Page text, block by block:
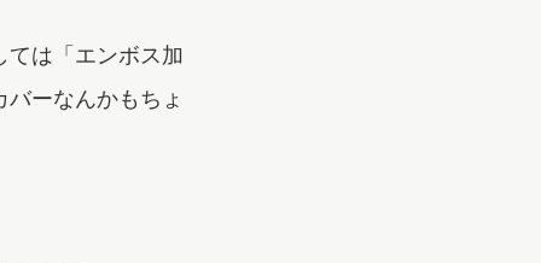
は「エンボス加
ーなんかもちょ